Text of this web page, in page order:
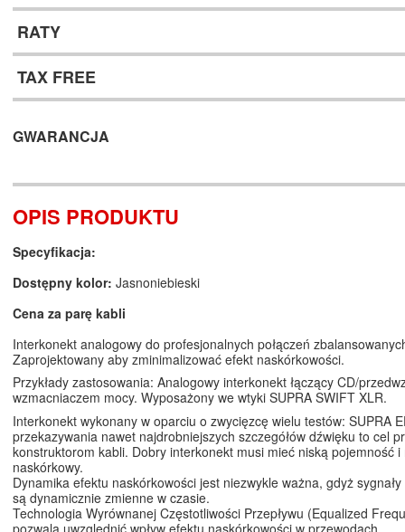
RATY
TAX FREE
GWARANCJA
OPIS PRODUKTU
Specyfikacja:
Dostępny kolor: Jasnoniebieski
Cena za parę kabli
Interkonekt analogowy do profesjonalnych połączeń
Zaprojektowany aby zminimalizować efekt naskórkowości.
Przykłady zastosowania: Analogowy interkonekt łączący CD/
wzmacniaczem mocy. Wyposażony we wtyki SUPRA SWIFT XLR.
Interkonekt wykonany w oparciu o zwycięzcę wielu testów: SUPRA
przekazywania nawet najdrobniejszych szczegółów dźwięku to cel
konstruktorom kabli. Dobry interkonekt musi mieć niską pojemność i
naskórkowy.
Dynamika efektu naskórkowości jest niezwykle ważna, gdyż
są dynamicznie zmienne w czasie.
Technologia Wyrównanej Częstotliwości Przepływu (Equalized
pozwala uwzględnić wpływ efektu naskórkowości w przewodach.